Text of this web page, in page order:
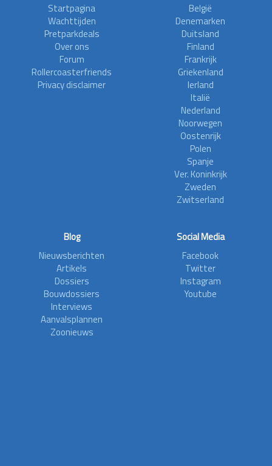
Startpagina
Wachttijden
Pretparkdeals
Over ons
Forum
Rollercoasterfriends
Privacy disclaimer
België
Denemarken
Duitsland
Finland
Frankrijk
Griekenland
Ierland
Italië
Nederland
Noorwegen
Oostenrijk
Polen
Spanje
Ver. Koninkrijk
Zweden
Zwitserland
Blog
Nieuwsberichten
Artikels
Dossiers
Bouwdossiers
Interviews
Aanvalsplannen
Zoonieuws
Social Media
Facebook
Twitter
Instagram
Youtube